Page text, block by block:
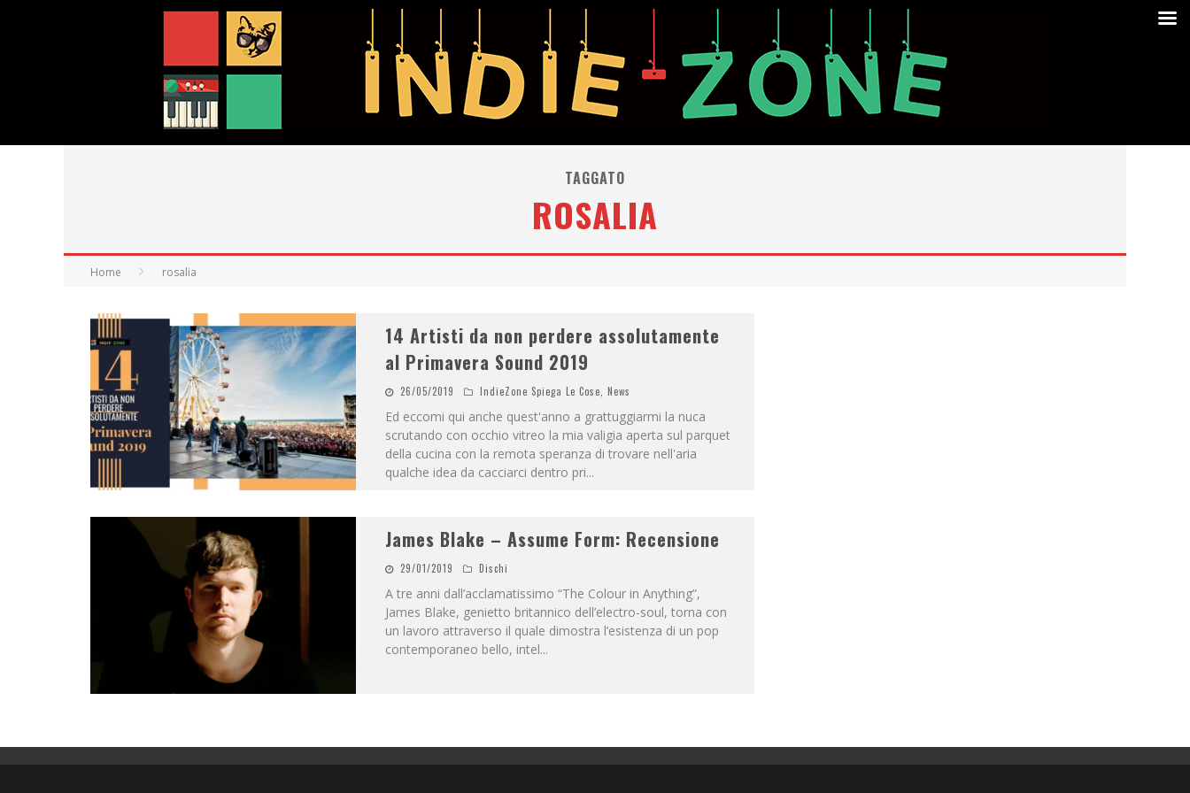
TAGGATO
ROSALIA
Home rosalia
14 Artisti da non perdere assolutamente
al Primavera Sound 2019
26/05/2019 IndieZone Spiega Le Cose News
Ed eccomi qui anche quest'anno a grattuggiarmi la nuca
scrutando con occhio vitreo la mia valigia aperta sul parquet
della cucina con la remota speranza di trovare nell'aria
qualche idea da cacciarci dentro pri...
James Blake – Assume Form: Recensione
29/01/2019 Dischi
A tre anni dall’acclamatissimo “The Colour in Anything”,
James Blake, genietto britannico dell’electro-soul, torna con
un lavoro attraverso il quale dimostra l’esistenza di un pop
contemporaneo bello, intel...